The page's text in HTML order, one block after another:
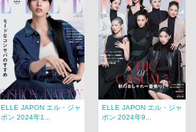
ELLE JAPON エル・ジャ
ポン 2024年1...
ELLE JAPON エル・ジャ
ポン 2024年9...